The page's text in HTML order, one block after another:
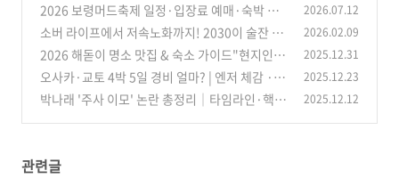
2026 보령머드축제 일정·입장료 예매·숙박 총
정리｜K-팝 슈퍼라이브 라인업·야간개장·준비
물 (13)
2026.07.12
소버 라이프에서 저속노화까지! 2030이 술잔 대
신 '렌틸콩'을 선택한 이유
(20)
2026.02.09
2026 해돋이 명소 맛집 & 숙소 가이드"현지인만
아는 명당 포함"
(39)
2025.12.31
오사카·교토 4박 5일 경비 얼마? | 엔저 체감 ·일
정표(코스) + 예산표(엔/원) + 숙소 추천
(19)
2025.12.23
박나래 '주사 이모' 논란 총정리│타임라인·핵심
2025.12.12
관련글